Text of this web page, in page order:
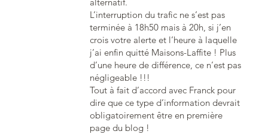
L’interruption du trafic ne s’est pas
terminée à 18h50 mais à 20h, si j’en
crois votre alerte et l’heure à laquelle
j’ai enfin quitté Maisons-Laffite ! Plus
d’une heure de différence, ce n’est pas
négligeable !!!
Tout à fait d’accord avec Franck pour
dire que ce type d’information devrait
obligatoirement être en première
page du blog !